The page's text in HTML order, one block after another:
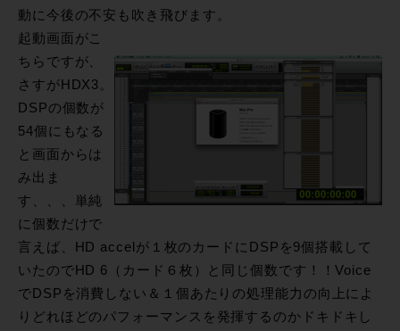
動に今後の不安も吹き飛びます。
起動画面がこ
ちらですが、
さすがHDX3。
DSPの個数が
54個にもなる
と画面からは
み出ま
す、、、単純
に個数だけで
言えば、HD accelが１枚のカードにDSPを9個搭載して
いたのでHD 6（カード６枚）と同じ個数です！！Voice
でDSPを消費しない＆１個あたりの処理能力の向上によ
りどれほどのパフォーマンスを発揮するのかドキドキし